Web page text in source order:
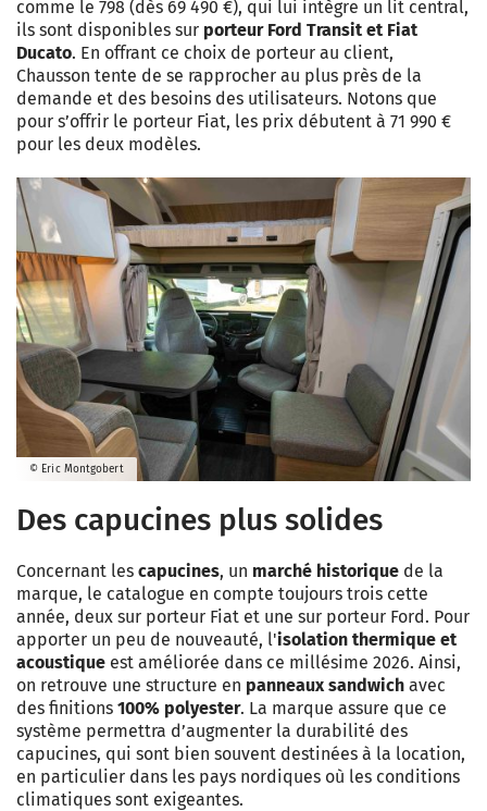
comme le 798 (dès 69 490 €), qui lui intègre un lit central,
ils sont disponibles sur porteur Ford Transit et Fiat
Ducato. En offrant ce choix de porteur au client,
Chausson tente de se rapprocher au plus près de la
demande et des besoins des utilisateurs. Notons que
pour s’offrir le porteur Fiat, les prix débutent à 71 990 €
pour les deux modèles.
© Eric Montgobert
Des capucines plus solides
Concernant les capucines, un marché historique de la
marque, le catalogue en compte toujours trois cette
année, deux sur porteur Fiat et une sur porteur Ford. Pour
apporter un peu de nouveauté, l'isolation thermique et
acoustique est améliorée dans ce millésime 2026. Ainsi,
on retrouve une structure en panneaux sandwich avec
des finitions 100% polyester. La marque assure que ce
système permettra d’augmenter la durabilité des
capucines, qui sont bien souvent destinées à la location,
en particulier dans les pays nordiques où les conditions
climatiques sont exigeantes.